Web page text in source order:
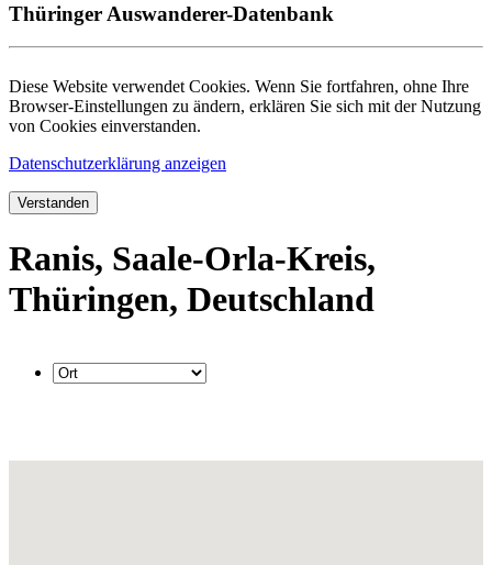
Thüringer Auswanderer-Datenbank
Diese Website verwendet Cookies. Wenn Sie fortfahren, ohne Ihre
Browser-Einstellungen zu ändern, erklären Sie sich mit der Nutzung
von Cookies einverstanden.
Datenschutzerklärung anzeigen
Verstanden
Ranis, Saale-Orla-Kreis,
Thüringen, Deutschland